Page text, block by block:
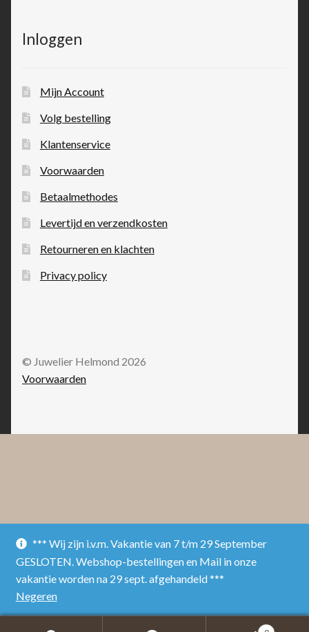
*** Wij zijn i.v.m. Vakantie van 7 t/m 29 September
GESLOTEN. Webshop-bestellingen en Mail in onze
vakantie worden na 29 sept. afgehandeld ***
Negeren
Inloggen
Mijn Account
Volg bestelling
Klantenservice
Voorwaarden
Betaalmethodes
Levertijd en verzendkosten
Retourneren en klachten
Privacy policy
© Juwelier Helmond 2026
Voorwaarden